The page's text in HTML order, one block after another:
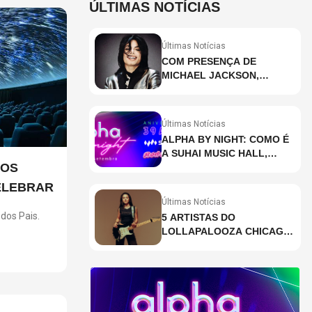
Pais.
para
ÚLTIMAS NOTÍCIAS
Últimas Notícias
COM PRESENÇA DE
MICHAEL JACKSON,
ATUALMENTE (DE 26 DE
Últimas Notícias
ALPHA BY NIGHT: COMO É
A SUHAI MUSIC HALL,
PAULO?
Últimas Notícias
5 ARTISTAS DO
LOLLAPALOOZA CHICAGO